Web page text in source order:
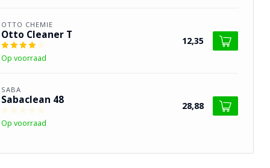
OTTO CHEMIE
Otto Cleaner T
Op voorraad
12,35
SABA
Sabaclean 48
Op voorraad
28,88